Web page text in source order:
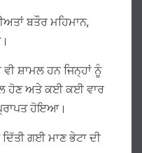
ਬਤੌਰ ਮਹਿਮਾਨ,
ਸ਼ਾਮਲ ਹਨ ਜਿਨ੍ਹਾਂ ਨੂੰ
ਹੋਣ ਅਤੇ ਕਈ ਕਈ ਵਾਰ
ਹੋਇਆ।
ਗਈ ਮਾਣ ਭੇਟਾ ਦੀ